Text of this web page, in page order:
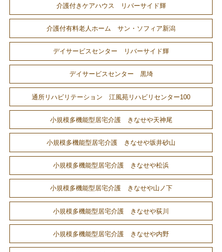
介護付きケアハウス リバーサイド輝
介護付有料老人ホーム サン・ソフィア新潟
デイサービスセンター リバーサイド輝
デイサービスセンター 黒埼
通所リハビリテーション 江風苑リハビリセンター100
小規模多機能型居宅介護 きなせや天神尾
小規模多機能型居宅介護 きなせや坂井砂山
小規模多機能型居宅介護 きなせや松浜
小規模多機能型居宅介護 きなせや山ノ下
小規模多機能型居宅介護 きなせや荻川
小規模多機能型居宅介護 きなせや内野